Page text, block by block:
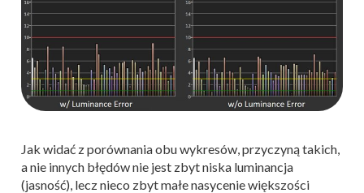
Jak widać z porównania obu wykresów, przyczyną takich,
a nie innych błędów nie jest zbyt niska luminancja
(jasność), lecz nieco zbyt małe nasycenie większości